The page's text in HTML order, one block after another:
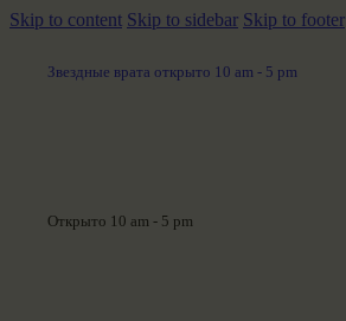
Skip to content Skip to sidebar Skip to footer
Звездные врата открыто 10 am - 5 pm
Открыто 10 am - 5 pm